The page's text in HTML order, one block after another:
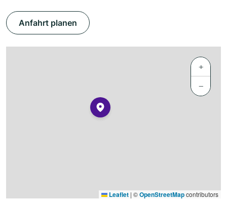
Anfahrt planen
+
−
Leaflet | ©OpenStreetMapcontributors